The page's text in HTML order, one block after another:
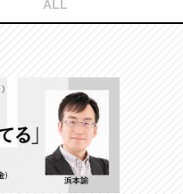
ALL